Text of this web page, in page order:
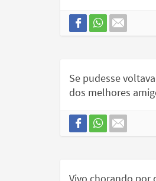
Se pudesse
dos melhores